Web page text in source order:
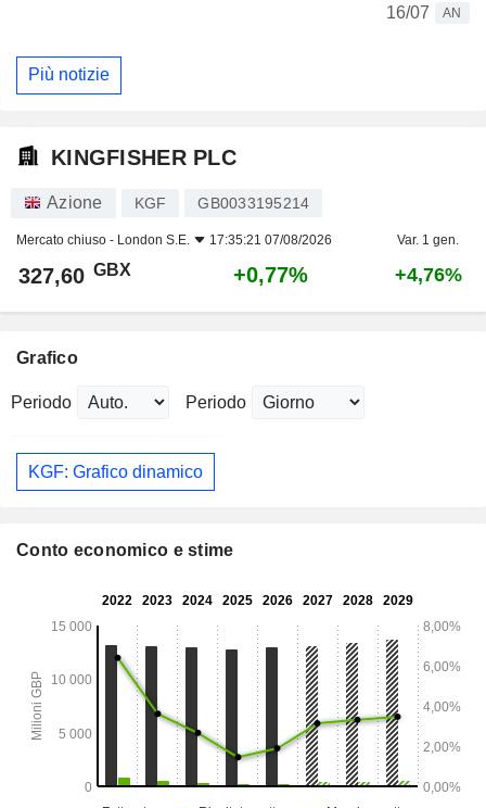
16/07 AN
Più notizie
KINGFISHER PLC
Azione KGF GB0033195214
Mercato chiuso - London S.E. 17:35:21 07/08/2026 Var. 1 gen.
327,60 GBX +0,77% +4,76%
Grafico
Periodo Periodo
KGF: Grafico dinamico
Conto economico e stime